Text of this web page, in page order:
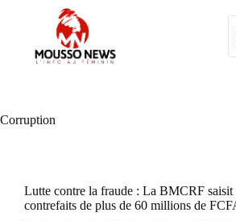
Corruption
Lutte contre la fraude : La BMCRF saisit
contrefaits de plus de 60 millions de